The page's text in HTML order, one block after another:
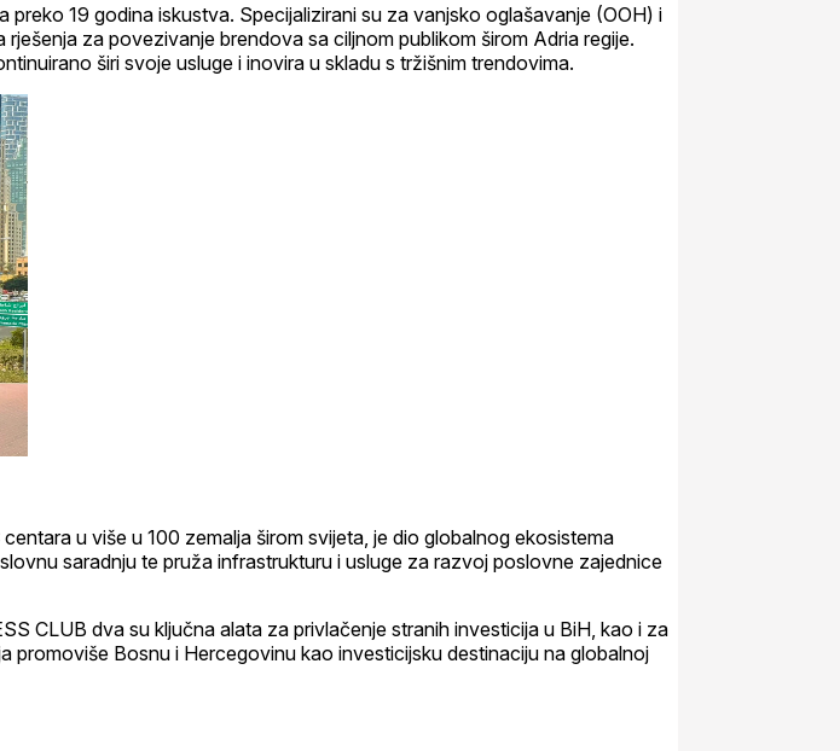
19 godina iskustva. Specijalizirani su za vanjsko oglašavanje (OOH) i
za povezivanje brendova sa ciljnom publikom širom Adria regije.
širi svoje usluge i inovira u skladu s tržišnim trendovima.
u više u 100 zemalja širom svijeta, je dio globalnog ekosistema
saradnju te pruža infrastrukturu i usluge za razvoj poslovne zajednice
CLUB dva su ključna alata za privlačenje stranih investicija u BiH, kao i za
Bosnu i Hercegovinu kao investicijsku destinaciju na globalnoj